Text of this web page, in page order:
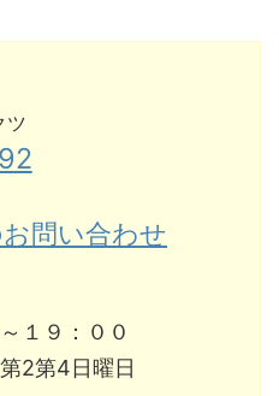
問い合わせ
１９：００
2第4日曜日